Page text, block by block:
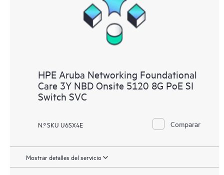
HPE Aruba Networking Foundational
Care 3Y NBD Onsite 5120 8G PoE SI
Switch SVC
N.º SKU U6SX4E Comparar
Mostrar detalles del servicio